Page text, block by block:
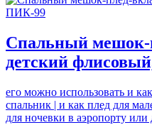
Спальный
детский
его можно использовать и
спальник | и как плед для
для ночевки в аэропорту или